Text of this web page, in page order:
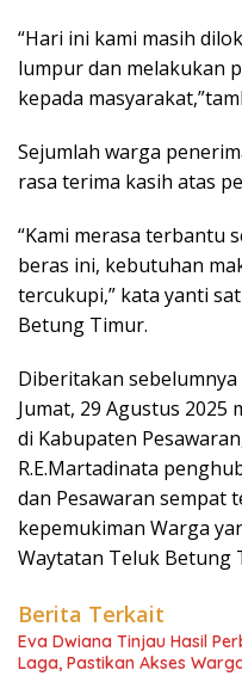
“Hari ini kami masih
lumpur dan melakukan
kepada
Sejumlah warga
rasa terima kasih atas
“Kami merasa terbantu
beras ini, kebutuhan
tercukupi,” kata yanti
Betung Timur.
Diberitakan
Jumat, 29 Agustus
di Kabupaten
R.E.Martadinata
dan Pesawaran sempat
kepemukiman Warga
Waytatan Teluk Betung
Berita Terkait
Eva Dwiana Tinjau Hasil
Laga, Pastikan Akses